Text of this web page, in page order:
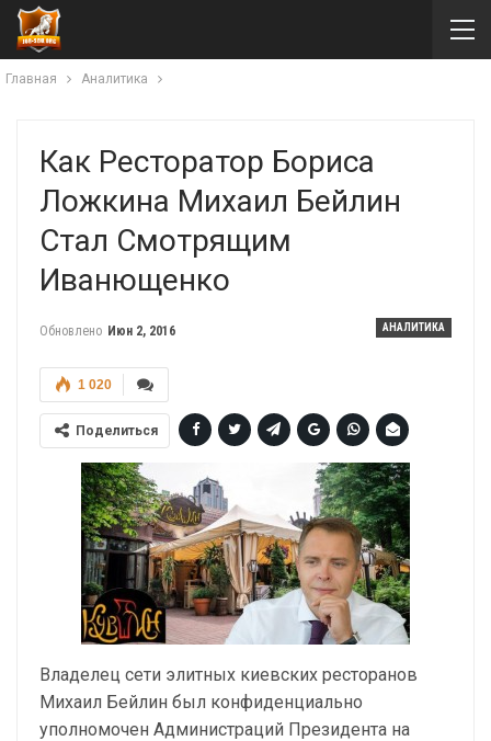
Главная Аналитика
Как Ресторатор Бориса
Ложкина Михаил Бейлин
Стал Смотрящим
Иванющенко
АНАЛИТИКА
Обновлено Июн 2, 2016
1 020
Поделиться
Владелец сети элитных киевских ресторанов
Михаил Бейлин был конфиденциально
уполномочен Администраций Президента на